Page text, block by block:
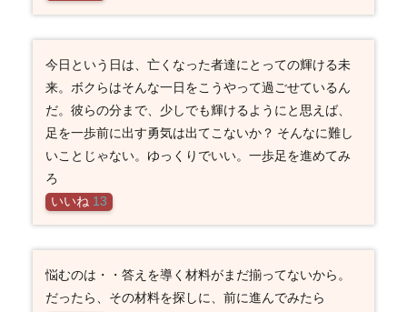
今日という日は、亡くなった者達にとっての輝ける未
来。ボクらはそんな一日をこうやって過ごせているん
だ。彼らの分まで、少しでも輝けるようにと思えば、
足を一歩前に出す勇気は出てこないか？ そんなに難し
いことじゃない。ゆっくりでいい。一歩足を進めてみ
ろ
いいね 13
悩むのは・・答えを導く材料がまだ揃ってないから。
だったら、その材料を探しに、前に進んでみたら